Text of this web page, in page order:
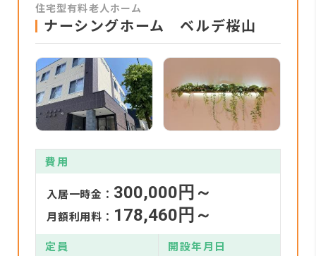
住宅型有料老人ホーム
ナーシングホーム ベルデ桜山
費用
入居一時金： 300,000円～
月額利用料： 178,460円～
定員 開設年月日